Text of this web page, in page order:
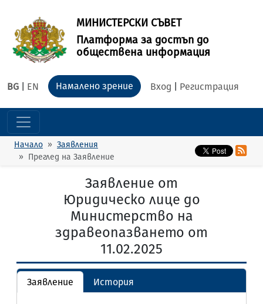
МИНИСТЕРСКИ СЪВЕТ
Платформа за достъп до
обществена информация
BG EN Вход Регистрация
Намалено зрение
Начало
Заявления
Преглед на Заявление
Заявление от
Юридическо лице до
Министерство на
здравеопазването от
11.02.2025
Заявление История